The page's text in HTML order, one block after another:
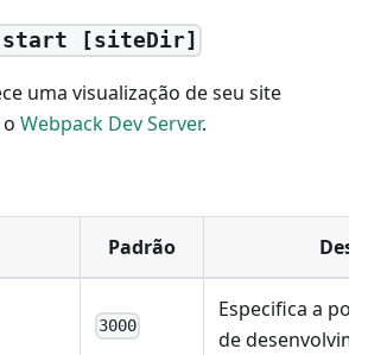
start [siteDir]
uma visualização de seu site
Webpack Dev Server.
Padrão
3000
Especifica a
de